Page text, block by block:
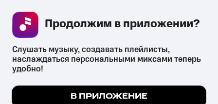
СКАЧАТЬ ПРИЛОЖЕНИЕ
психотропных веществ, их аналогов причиняет вред здоровью,
их незаконный оборот запрещён и влечёт установленную
Мы используем куки, чтобы на сайте все
Слушать музыку, создавать плейлисты,
наслаждаться персональными миксами теперь
удобно!
В ПРИЛОЖЕНИЕ